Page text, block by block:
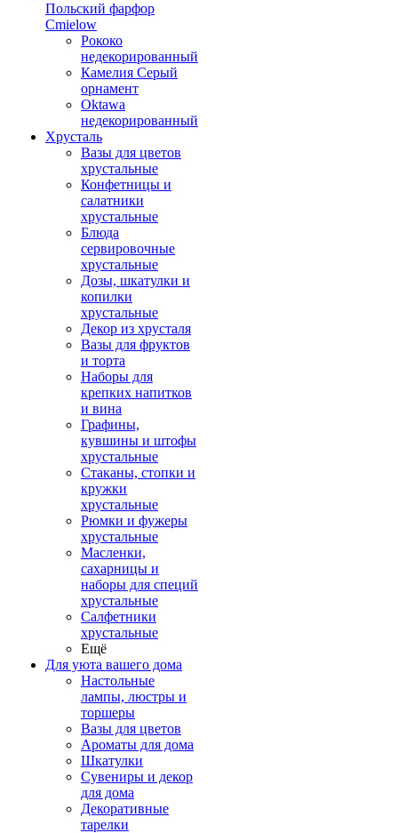
Польский фарфор
Сmielow
Рококо
недекорированный
Камелия Серый
орнамент
Oktawa
недекорированный
Хрусталь
Вазы для цветов
хрустальные
Конфетницы и
салатники
хрустальные
Блюда
сервировочные
хрустальные
Дозы, шкатулки и
копилки
хрустальные
Декор из хрусталя
Вазы для фруктов
и торта
Наборы для
крепких напитков
и вина
Графины,
кувшины и штофы
хрустальные
Стаканы, стопки и
кружки
хрустальные
Рюмки и фужеры
хрустальные
Масленки,
сахарницы и
наборы для специй
хрустальные
Салфетники
хрустальные
Ещё
Для уюта вашего дома
Настольные
лампы, люстры и
торшеры
Вазы для цветов
Ароматы для дома
Шкатулки
Сувениры и декор
для дома
Декоративные
тарелки